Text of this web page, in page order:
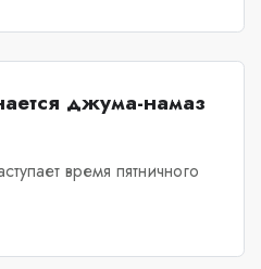
джума-намаз
время пятничного